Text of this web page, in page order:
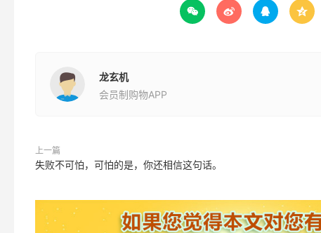
   
龙玄机
会员制购物APP
上一篇
失败不可怕，可怕的是，你还相信这句话。